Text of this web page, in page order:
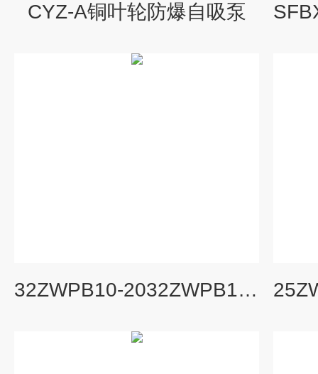
CYZ-A铜叶轮防爆自吸泵
32ZWPB10-2032ZWPB10-20不锈钢防爆污水自吸泵